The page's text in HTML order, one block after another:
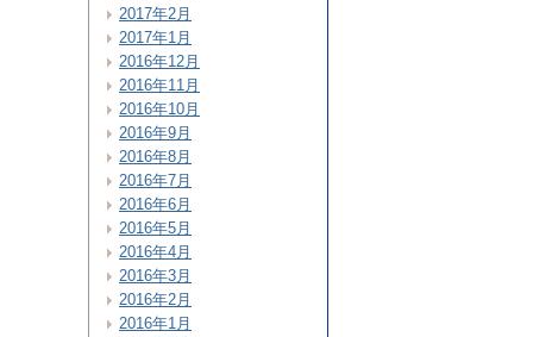
2017年2月
2017年1月
2016年12月
2016年11月
2016年10月
2016年9月
2016年8月
2016年7月
2016年6月
2016年5月
2016年4月
2016年3月
2016年2月
2016年1月